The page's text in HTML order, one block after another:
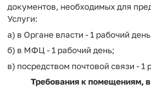
документов, необходимых для
Услуги:
а) в Органе власти - 1 рабочий
б) в МФЦ - 1 рабочий день;
в) посредством почтовой связи - 1
Требования к помещениям,